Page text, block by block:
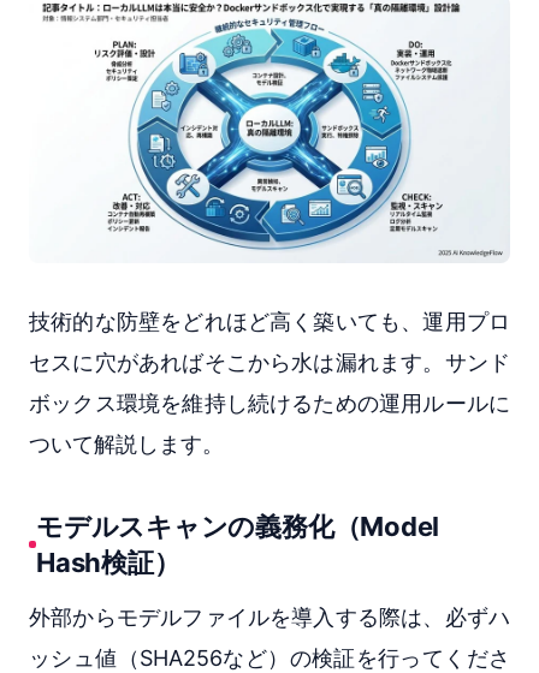
技術的な防壁をどれほど高く築いても、運用プロ
セスに穴があればそこから水は漏れます。サンド
ボックス環境を維持し続けるための運用ルールに
ついて解説します。
モデルスキャンの義務化（Model
Hash検証）
外部からモデルファイルを導入する際は、必ずハ
ッシュ値（SHA256など）の検証を行ってくださ